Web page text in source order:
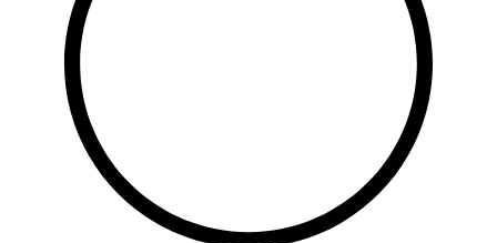
Балык бистәсе
104,9 FM
Баулы
107,5 FM
Биләр